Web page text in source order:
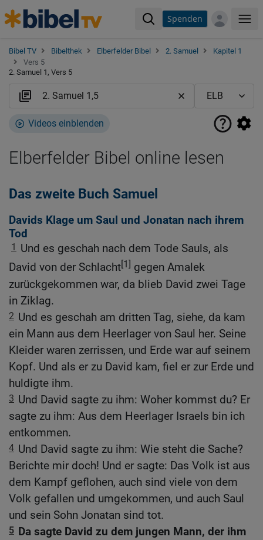
Spenden
Bibel TV Bibelthek Elberfelder Bibel 2. Samuel
Kapitel 1
Vers 5
2. Samuel 1, Vers 5
Videos einblenden
Elberfelder Bibel online lesen
Das zweite Buch Samuel
Davids Klage um Saul und Jonatan nach ihrem
Tod
1
Und es geschah nach dem Tode Sauls, als
David von der Schlacht[1] gegen Amalek
zurückgekommen war, da blieb David zwei Tage
in Ziklag.
2 Und es geschah am dritten Tag, siehe, da kam
ein Mann aus dem Heerlager von Saul her. Seine
Kleider waren zerrissen, und Erde war auf seinem
Kopf. Und als er zu David kam, fiel er zur Erde und
huldigte ihm.
3 Und David sagte zu ihm: Woher kommst du? Er
sagte zu ihm: Aus dem Heerlager Israels bin ich
entkommen.
4 Und David sagte zu ihm: Wie steht die Sache?
Berichte mir doch! Und er sagte: Das Volk ist aus
dem Kampf geflohen, auch sind viele von dem
Volk gefallen und umgekommen, und auch Saul
und sein Sohn Jonatan sind tot.
5 Da sagte David zu dem jungen Mann, der ihm